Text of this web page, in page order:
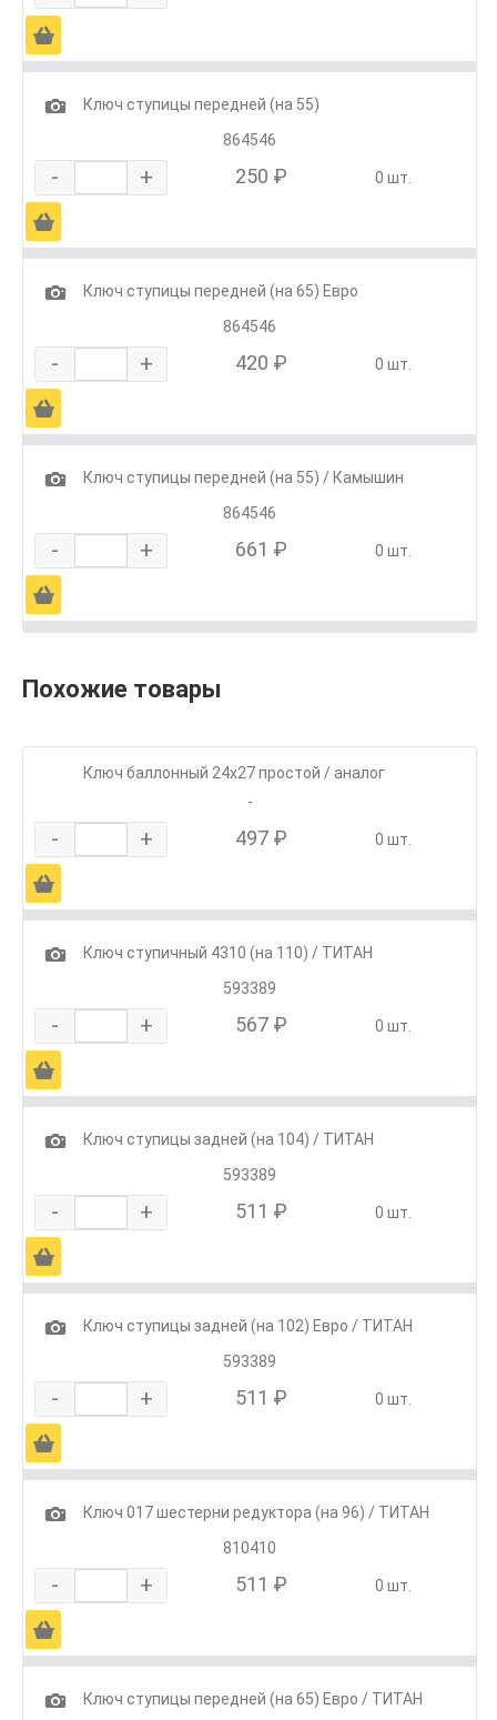
Ä
1
Ключ ступицы передней (на 55)
864546
- + 250 ₽ 0 шт.
Ä
1
Ключ ступицы передней (на 65) Евро
864546
- + 420 ₽ 0 шт.
Ä
1
Ключ ступицы передней (на 55) / Камышин
864546
- + 661 ₽ 0 шт.
Ä
Похожие товары
Ключ баллонный 24х27 простой / аналог
-
- + 497 ₽ 0 шт.
Ä
1
Ключ ступичный 4310 (на 110) / ТИТАН
593389
- + 567 ₽ 0 шт.
Ä
1
Ключ ступицы задней (на 104) / ТИТАН
593389
- + 511 ₽ 0 шт.
Ä
1
Ключ ступицы задней (на 102) Евро / ТИТАН
593389
- + 511 ₽ 0 шт.
Ä
1
Ключ 017 шестерни редуктора (на 96) / ТИТАН
810410
- + 511 ₽ 0 шт.
Ä
1
Ключ ступицы передней (на 65) Евро / ТИТАН